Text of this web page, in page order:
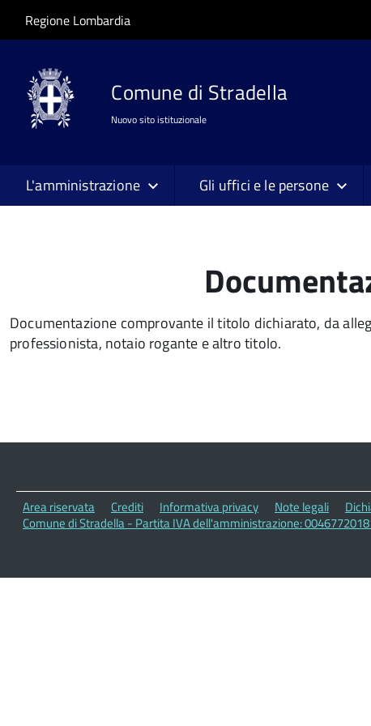
Salta al contenuto principale
Skip to site navigation
Regione Lombardia
Comune di Stradella
Nuovo sito istituzionale
L'amministrazione Gli uffici e le persone
Documentazione comprovante il titolo dichiarato, da
professionista, notaio rogante e altro titolo.
Area riservata Crediti Informativa privacy Note legali
Comune di Stradella - Partita IVA dell'amministrazione: